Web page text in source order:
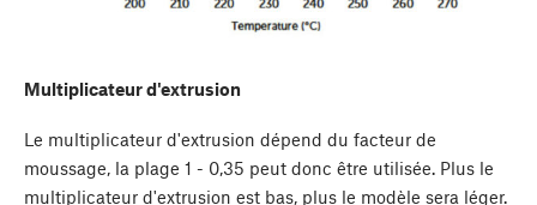
Multiplicateur d'extrusion
Le multiplicateur d'extrusion dépend du facteur de
moussage, la plage 1 - 0,35 peut donc être utilisée. Plus le
multiplicateur d'extrusion est bas, plus le modèle sera léger.